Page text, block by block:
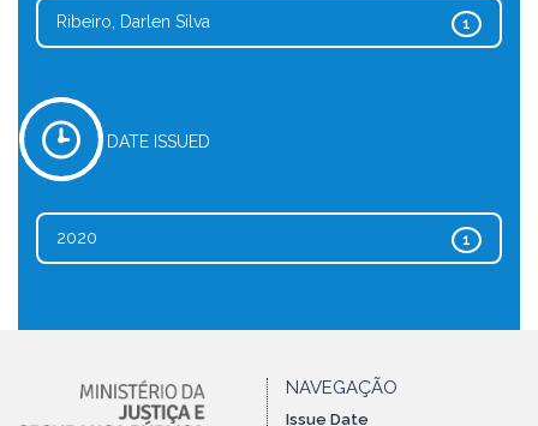
1
Ribeiro, Darlen Silva
DATE ISSUED
1
2020
NAVEGAÇÃO
Issue Date